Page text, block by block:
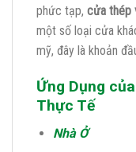
phức tạp, cửa thép
một số loại cửa
mỹ, đây là khoản
Ứng Dụng
Thực Tế
Nhà Ở